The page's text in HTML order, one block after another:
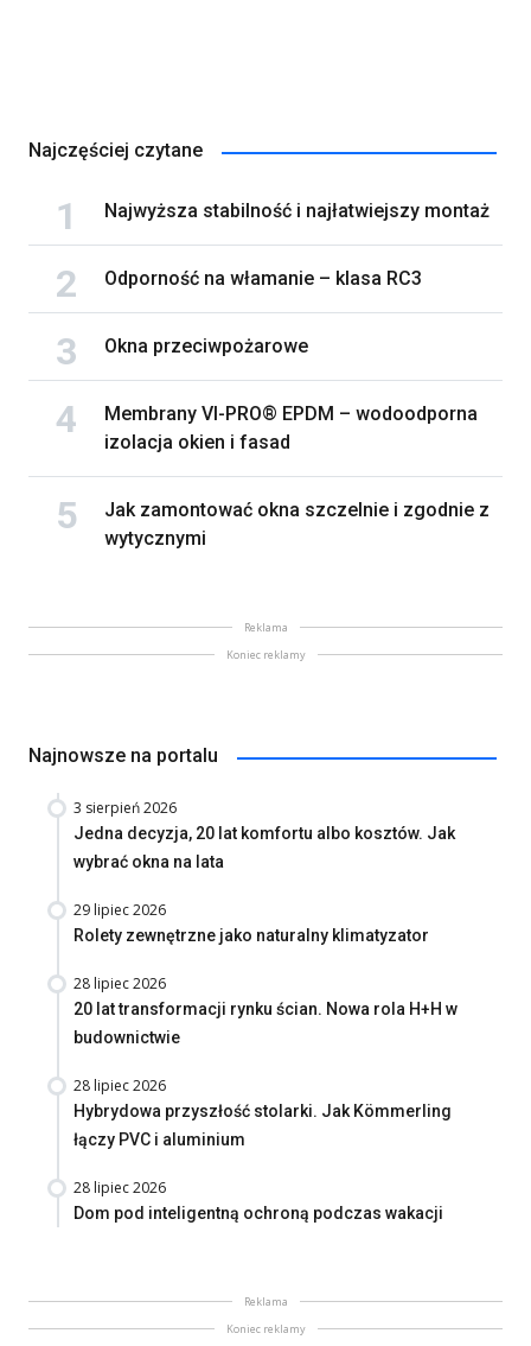
Najczęściej czytane
Najwyższa stabilność i najłatwiejszy montaż
Odporność na włamanie – klasa RC3
Okna przeciwpożarowe
Membrany VI-PRO® EPDM – wodoodporna
izolacja okien i fasad
Jak zamontować okna szczelnie i zgodnie z
wytycznymi
Reklama
Koniec reklamy
Najnowsze na portalu
3 sierpień 2026
Jedna decyzja, 20 lat komfortu albo kosztów. Jak
wybrać okna na lata
29 lipiec 2026
Rolety zewnętrzne jako naturalny klimatyzator
28 lipiec 2026
20 lat transformacji rynku ścian. Nowa rola H+H w
budownictwie
28 lipiec 2026
Hybrydowa przyszłość stolarki. Jak Kömmerling
łączy PVC i aluminium
28 lipiec 2026
Dom pod inteligentną ochroną podczas wakacji
Reklama
Koniec reklamy